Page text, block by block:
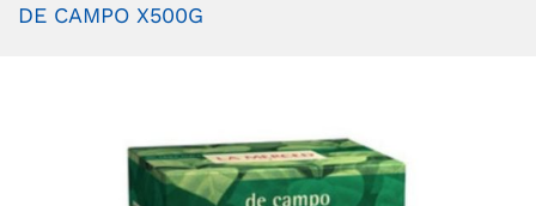
DE CAMPO X500G